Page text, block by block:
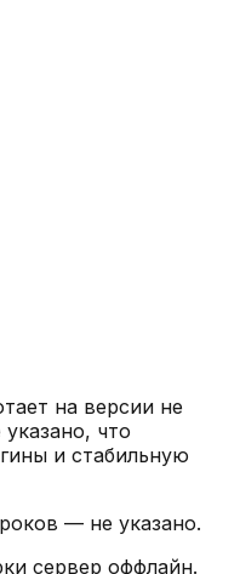
на версии не
указано, что
и стабильную
— не указано.
сервер оффлайн.